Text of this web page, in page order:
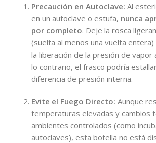
Precaución en Autoclave: Al
en un autoclave o estufa, nunca
por completo. Deje la rosca
(suelta al menos una vuelta
la liberación de la presión de vapor
lo contrario, el frasco podría
diferencia de presión interna.
Evite el Fuego Directo: Aunque
temperaturas elevadas y cambios
ambientes controlados (como
autoclaves), esta botella no está